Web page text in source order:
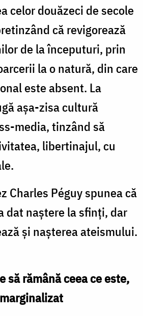
celor douăzeci de secole
că revigorează
de la începuturi, prin
la o natură, din care
este absent. La
aşa-zisa cultură
media, tinzând să
libertinajul, cu
Charles Péguy spunea că
dat naştere la sfinţi, dar
şi naşterea ateismului.
să rămână ceea ce este,